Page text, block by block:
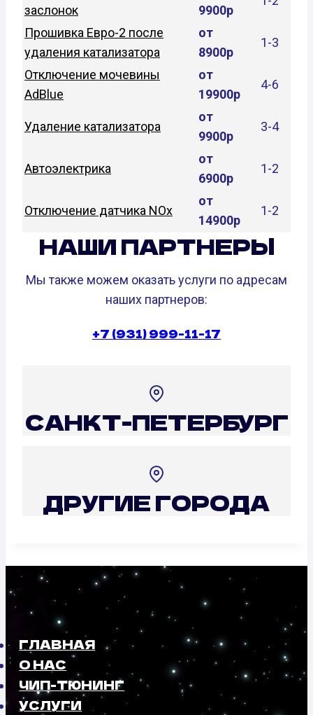
заслонок 9900р
Прошивка Евро-2 после
удаления катализатора
от
8900р
1-3
Отключение мочевины
AdBlue
от
19900р
4-6
Удаление катализатора
от
9900р
3-4
Автоэлектрика
от
6900р
1-2
Отключение датчика NOx
от
14900р
1-2
НАШИ ПАРТНЕРЫ
Мы также можем оказать услуги по адресам
наших партнеров:
+7 (931) 999-11-17
САНКТ-ПЕТЕРБУРГ
ДРУГИЕ ГОРОДА
ГЛАВНАЯ
О НАС
ЧИП-ТЮНИНГ
УСЛУГИ